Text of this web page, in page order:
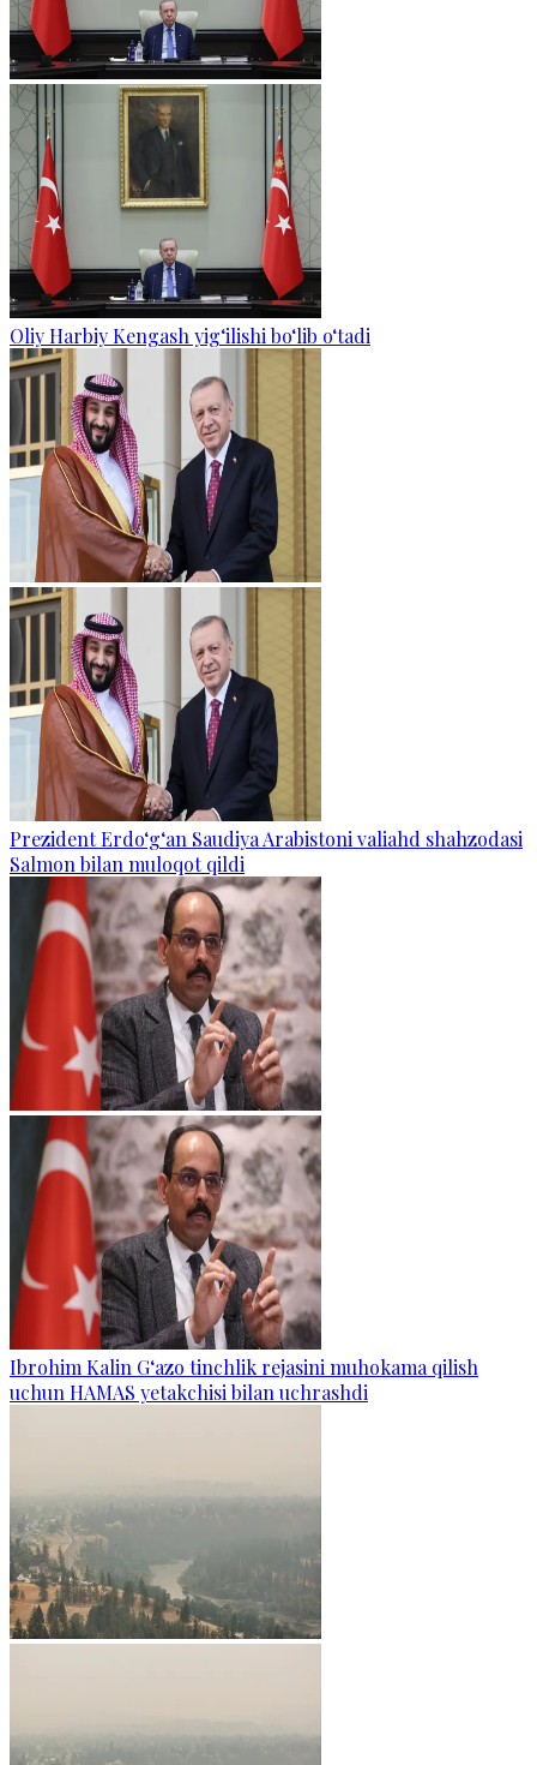
Oliy Harbiy Kengash yig‘ilishi bo‘lib o‘tadi
Prezident Erdo‘g‘an Saudiya Arabistoni valiahd shahzodasi
Salmon bilan muloqot qildi
Ibrohim Kalin G‘azo tinchlik rejasini muhokama qilish
uchun HAMAS yetakchisi bilan uchrashdi